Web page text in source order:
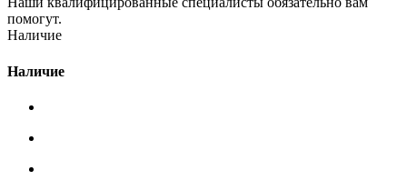
помогут.
Наличие
Наличие